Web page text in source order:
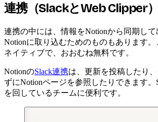
連携（SlackとWeb Clipper）
連携の中には、情報をNotionから同期して
Notionに取り込むためのものもあります
ネイティブで、おおむね無料です。
NotionのSlack連携は、更新を投稿したり
ずにNotionページを参照したりできます。
を回しているチームに便利です。